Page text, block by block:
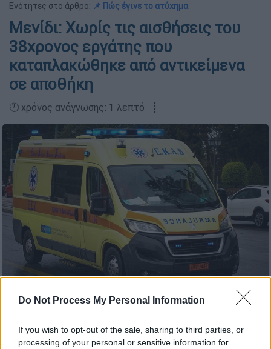
Do Not Process My Personal Information
If you wish to opt-out of the sale, sharing to third parties, or
processing of your personal or sensitive information for
Ενότητες στο άρθρο: 📌 Πώς έγινε το ατύχημα
Μενίδι: Χωρίς τις αισθήσεις του
38χρονος εργάτης που
καταπλακώθηκε από αντικείμενα
σε αποθήκη
🕛 χρόνος ανάγνωσης: 1 λεπτό ┋
Προσθέστε το ΕΘΝΟΣ στη Google